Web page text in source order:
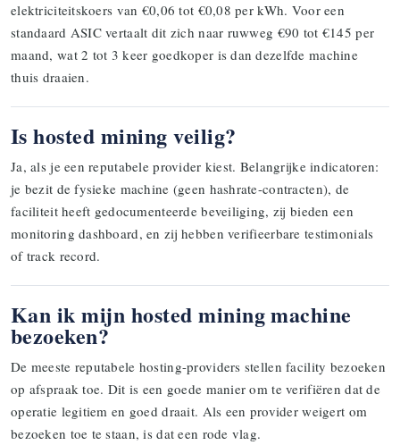
elektriciteitskoers van €0,06 tot €0,08 per kWh. Voor een
standaard ASIC vertaalt dit zich naar ruwweg €90 tot €145 per
maand, wat 2 tot 3 keer goedkoper is dan dezelfde machine
thuis draaien.
Is hosted mining veilig?
Ja, als je een reputabele provider kiest. Belangrijke indicatoren:
je bezit de fysieke machine (geen hashrate-contracten), de
faciliteit heeft gedocumenteerde beveiliging, zij bieden een
monitoring dashboard, en zij hebben verifieerbare testimonials
of track record.
Kan ik mijn hosted mining machine
bezoeken?
De meeste reputabele hosting-providers stellen facility bezoeken
op afspraak toe. Dit is een goede manier om te verifiëren dat de
operatie legitiem en goed draait. Als een provider weigert om
bezoeken toe te staan, is dat een rode vlag.